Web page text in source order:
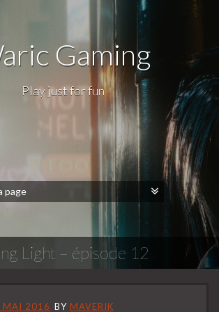
Gaming
Play just for fun
Light – épisode 12
MAI 2016 BY MAVERIK